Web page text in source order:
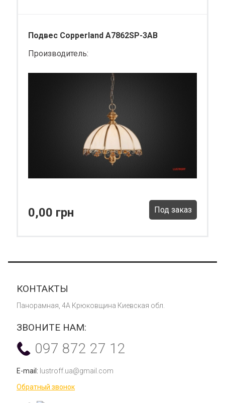
Подвес Copperland A7862SP-3AB
Производитель:
0,00 грн Под заказ
КОНТАКТЫ
Панорамная, 4А Крюковщина Киевская обл.
ЗВОНИТЕ НАМ:
097 872 27 12
E-mail: lustroff.ua@gmail.com
Обратный звонок